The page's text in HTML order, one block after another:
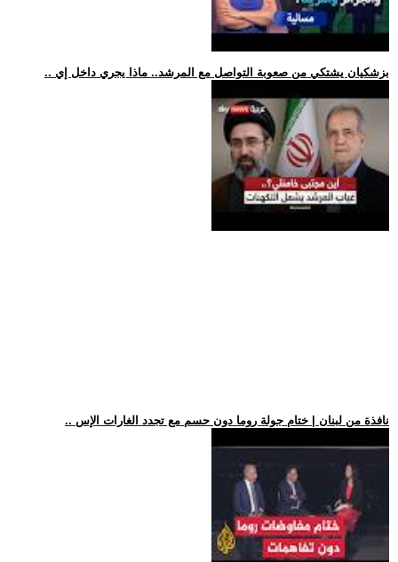
.. بزشكيان يشتكي من صعوبة التواصل مع المرشد.. ماذا يجري داخل إي
.. نافذة من لبنان | ختام جولة روما دون حسم مع تجدد الغارات الإس